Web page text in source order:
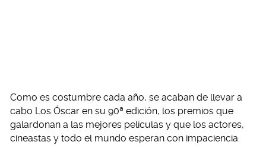
Como es costumbre cada año, se acaban de llevar a
cabo Los Óscar en su 90ª edición, los premios que
galardonan a las mejores películas y que los actores,
cineastas y todo el mundo esperan con impaciencia.